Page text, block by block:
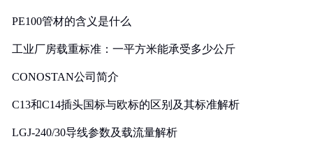
PE100管材的含义是什么
工业厂房载重标准：一平方米能承受多少公斤
CONOSTAN公司简介
C13和C14插头国标与欧标的区别及其标准解析
LGJ-240/30导线参数及载流量解析